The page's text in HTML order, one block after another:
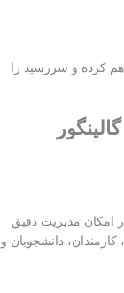
کرده و سررسید را
امکان مدیریت دقیق
دانشجویان و